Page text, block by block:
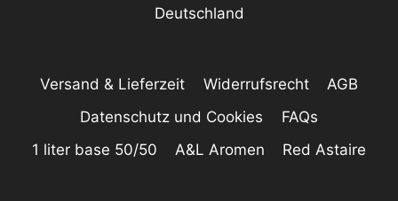
Deutschland
Versand & Lieferzeit Widerrufsrecht
AGB
Datenschutz und Cookies
FAQs
1 liter base 50/50
A&L Aromen Red Astaire